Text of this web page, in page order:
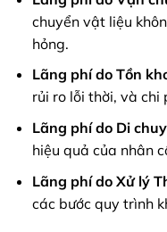
chuyển vật liệu
hỏng.
Lãng phí do Tồn
rủi ro lỗi thời, và chi
Lãng phí do Di
hiệu quả của nhân
Lãng phí do Xử lý
các bước quy trình